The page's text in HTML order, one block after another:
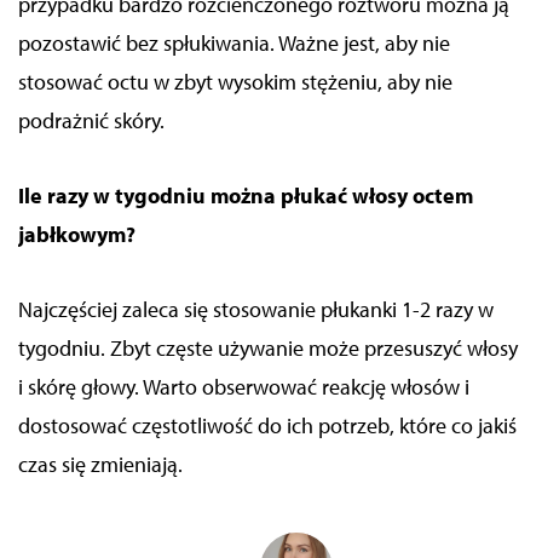
pozostawić bez spłukiwania. Ważne jest, aby nie
stosować octu w zbyt wysokim stężeniu, aby nie
podrażnić skóry.
Ile razy w tygodniu można płukać włosy octem
jabłkowym?
Najczęściej zaleca się stosowanie płukanki 1-2 razy w
tygodniu. Zbyt częste używanie może przesuszyć włosy
i skórę głowy. Warto obserwować reakcję włosów i
dostosować częstotliwość do ich potrzeb, które co jakiś
czas się zmieniają.